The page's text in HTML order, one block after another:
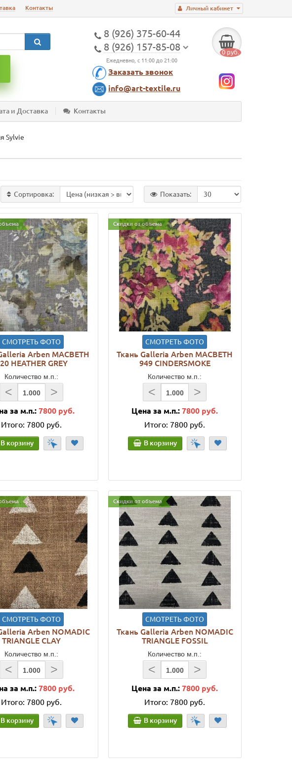
Личный кабинет
Контакты
8 (926) 375-60-44
8 (926) 157-85-08
Ежедневно, с 11:00 до 21:00
Заказать звонок
info@art-textile.ru
0 руб.
и Доставка Контакты
Sylvie
Сортировка: Показать:
СМОТРЕТЬ ФОТО
Arben MACBETH
HEATHER GREY
Количество м.п.:
< >
за м.п.:7800 руб.
Итого: 7800 руб.
В корзину
Скидки от объема
СМОТРЕТЬ ФОТО
Ткань Galleria Arben MACBETH
949 CINDERSMOKE
Количество м.п.:
< >
Цена за м.п.:7800 руб.
Итого: 7800 руб.
В корзину
СМОТРЕТЬ ФОТО
Arben NOMADIC
TRIANGLE CLAY
Количество м.п.:
< >
за м.п.:7800 руб.
Итого: 7800 руб.
В корзину
Скидки от объема
СМОТРЕТЬ ФОТО
Ткань Galleria Arben NOMADIC
TRIANGLE FOSSIL
Количество м.п.:
< >
Цена за м.п.:7800 руб.
Итого: 7800 руб.
В корзину